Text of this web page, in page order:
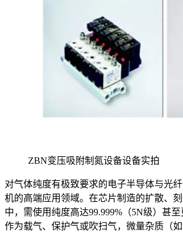
ZBN变压吸附制氮设备设备实拍
对气体纯度有极致要求的电子半导体与光
机的高端应用领域。在芯片制造的扩散、
中，需使用纯度高达99.999%（5N级）甚至
作为载气、保护气或吹扫气，微量杂质（